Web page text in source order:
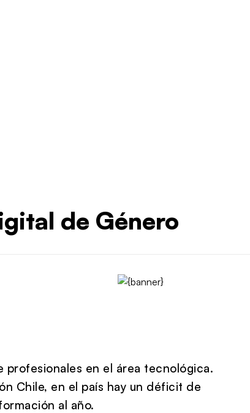
de Género
profesionales en el área tecnológica.
Chile, en el país hay un déficit de
al año.